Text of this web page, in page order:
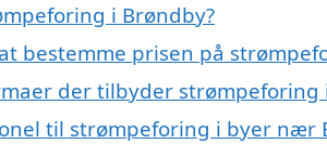
i Brøndby?
bestemme prisen på
der tilbyder
til strømpeforing i byer nær